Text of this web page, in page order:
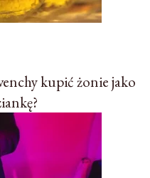
kupić żonie jako